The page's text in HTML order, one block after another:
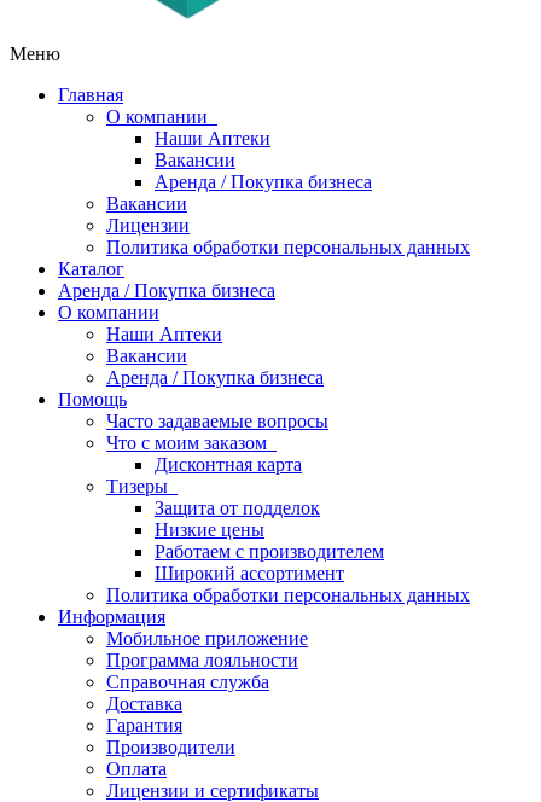
Меню
Главная
О компании
Наши Аптеки
Вакансии
Аренда / Покупка бизнеса
Вакансии
Лицензии
Политика обработки персональных данных
Каталог
Аренда / Покупка бизнеса
О компании
Наши Аптеки
Вакансии
Аренда / Покупка бизнеса
Помощь
Часто задаваемые вопросы
Что с моим заказом
Дисконтная карта
Тизеры
Защита от подделок
Низкие цены
Работаем с производителем
Широкий ассортимент
Политика обработки персональных данных
Информация
Мобильное приложение
Программа лояльности
Справочная служба
Доставка
Гарантия
Производители
Оплата
Лицензии и сертификаты